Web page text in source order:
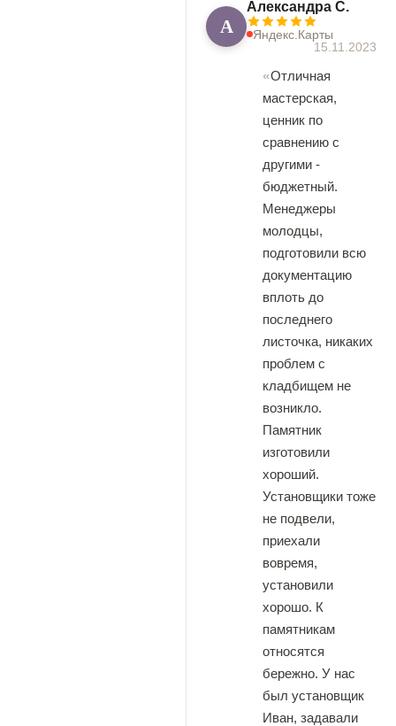
А
Александра С.
Яндекс.Карты
15.11.2023
Отличная
мастерская,
ценник по
сравнению с
другими -
бюджетный.
Менеджеры
молодцы,
подготовили всю
документацию
вплоть до
последнего
листочка, никаких
проблем с
кладбищем не
возникло.
Памятник
изготовили
хороший.
Установщики тоже
не подвели,
приехали
вовремя,
установили
хорошо. К
памятникам
относятся
бережно. У нас
был установщик
Иван, задавали